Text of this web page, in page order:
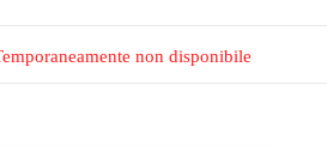
non disponibile